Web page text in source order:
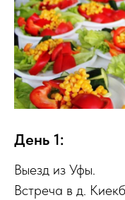
День 1:
Выезд из Уфы.
Встреча в д.